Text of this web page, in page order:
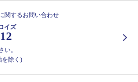
関するお問い合わせ
イズ
。
を除く)